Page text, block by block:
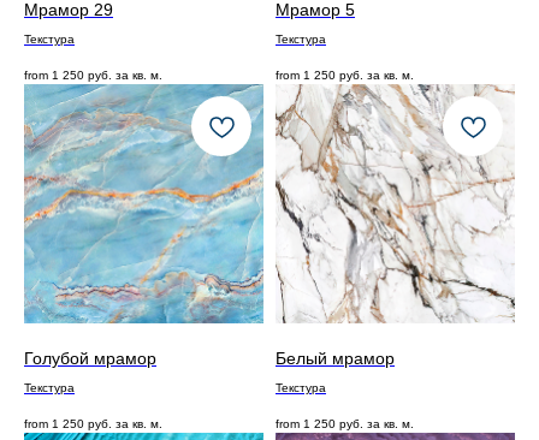
Мрамор 29
Текстура
from 1 250 руб. за кв. м.
Мрамор 5
Текстура
from 1 250 руб. за кв. м.
Голубой мрамор
Текстура
from 1 250 руб. за кв. м.
Белый мрамор
Текстура
from 1 250 руб. за кв. м.